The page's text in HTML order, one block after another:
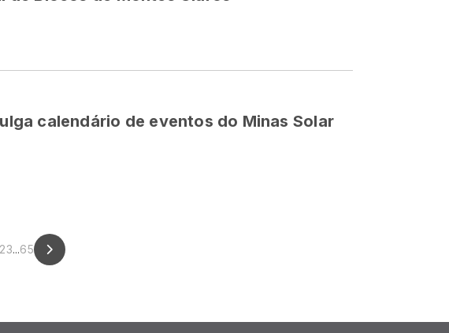
calendário de eventos do Minas Solar
23...65